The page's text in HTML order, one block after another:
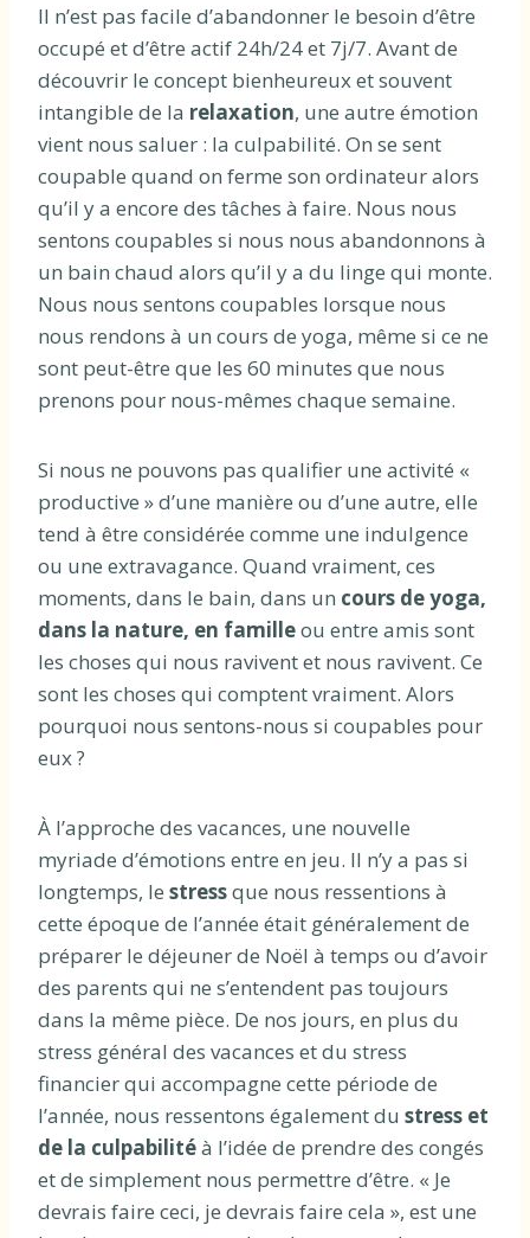
Il n’est pas facile d’abandonner le besoin d’être
occupé et d’être actif 24h/24 et 7j/7. Avant de
découvrir le concept bienheureux et souvent
intangible de la relaxation, une autre émotion
vient nous saluer : la culpabilité. On se sent
coupable quand on ferme son ordinateur alors
qu’il y a encore des tâches à faire. Nous nous
sentons coupables si nous nous abandonnons à
un bain chaud alors qu’il y a du linge qui monte.
Nous nous sentons coupables lorsque nous
nous rendons à un cours de yoga, même si ce ne
sont peut-être que les 60 minutes que nous
prenons pour nous-mêmes chaque semaine.
Si nous ne pouvons pas qualifier une activité «
productive » d’une manière ou d’une autre, elle
tend à être considérée comme une indulgence
ou une extravagance. Quand vraiment, ces
moments, dans le bain, dans un cours de yoga,
dans la nature, en familleou entre amis sont
les choses qui nous ravivent et nous ravivent. Ce
sont les choses qui comptent vraiment. Alors
pourquoi nous sentons-nous si coupables pour
eux ?
À l’approche des vacances, une nouvelle
myriade d’émotions entre en jeu. Il n’y a pas si
longtemps, le stressque nous ressentions à
cette époque de l’année était généralement de
préparer le déjeuner de Noël à temps ou d’avoir
des parents qui ne s’entendent pas toujours
dans la même pièce. De nos jours, en plus du
stress général des vacances et du stress
financier qui accompagne cette période de
l’année, nous ressentons également du stress et
de la culpabilitéà l’idée de prendre des congés
et de simplement nous permettre d’être. « Je
devrais faire ceci, je devrais faire cela », est une